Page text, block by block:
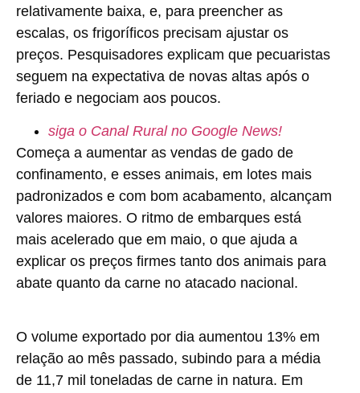
relativamente baixa, e, para preencher as
escalas, os frigoríficos precisam ajustar os
preços. Pesquisadores explicam que pecuaristas
seguem na expectativa de novas altas após o
feriado e negociam aos poucos.
siga o Canal Rural no Google News!
Começa a aumentar as vendas de gado de
confinamento, e esses animais, em lotes mais
padronizados e com bom acabamento, alcançam
valores maiores. O ritmo de embarques está
mais acelerado que em maio, o que ajuda a
explicar os preços firmes tanto dos animais para
abate quanto da carne no atacado nacional.
O volume exportado por dia aumentou 13% em
relação ao mês passado, subindo para a média
de 11,7 mil toneladas de carne in natura. Em